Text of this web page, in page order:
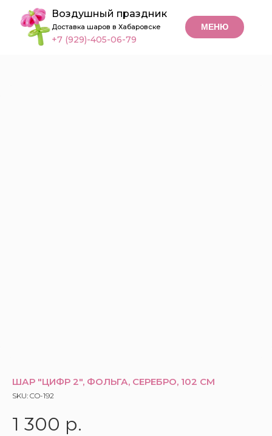
МЕНЮ
Воздушный праздник
Доставка шаров в Хабаровске
+7 (929)-405-06-79
ШАР "ЦИФР 2", ФОЛЬГА, СЕРЕБРО, 102 СМ
SKU: CO-192
1 300 р.